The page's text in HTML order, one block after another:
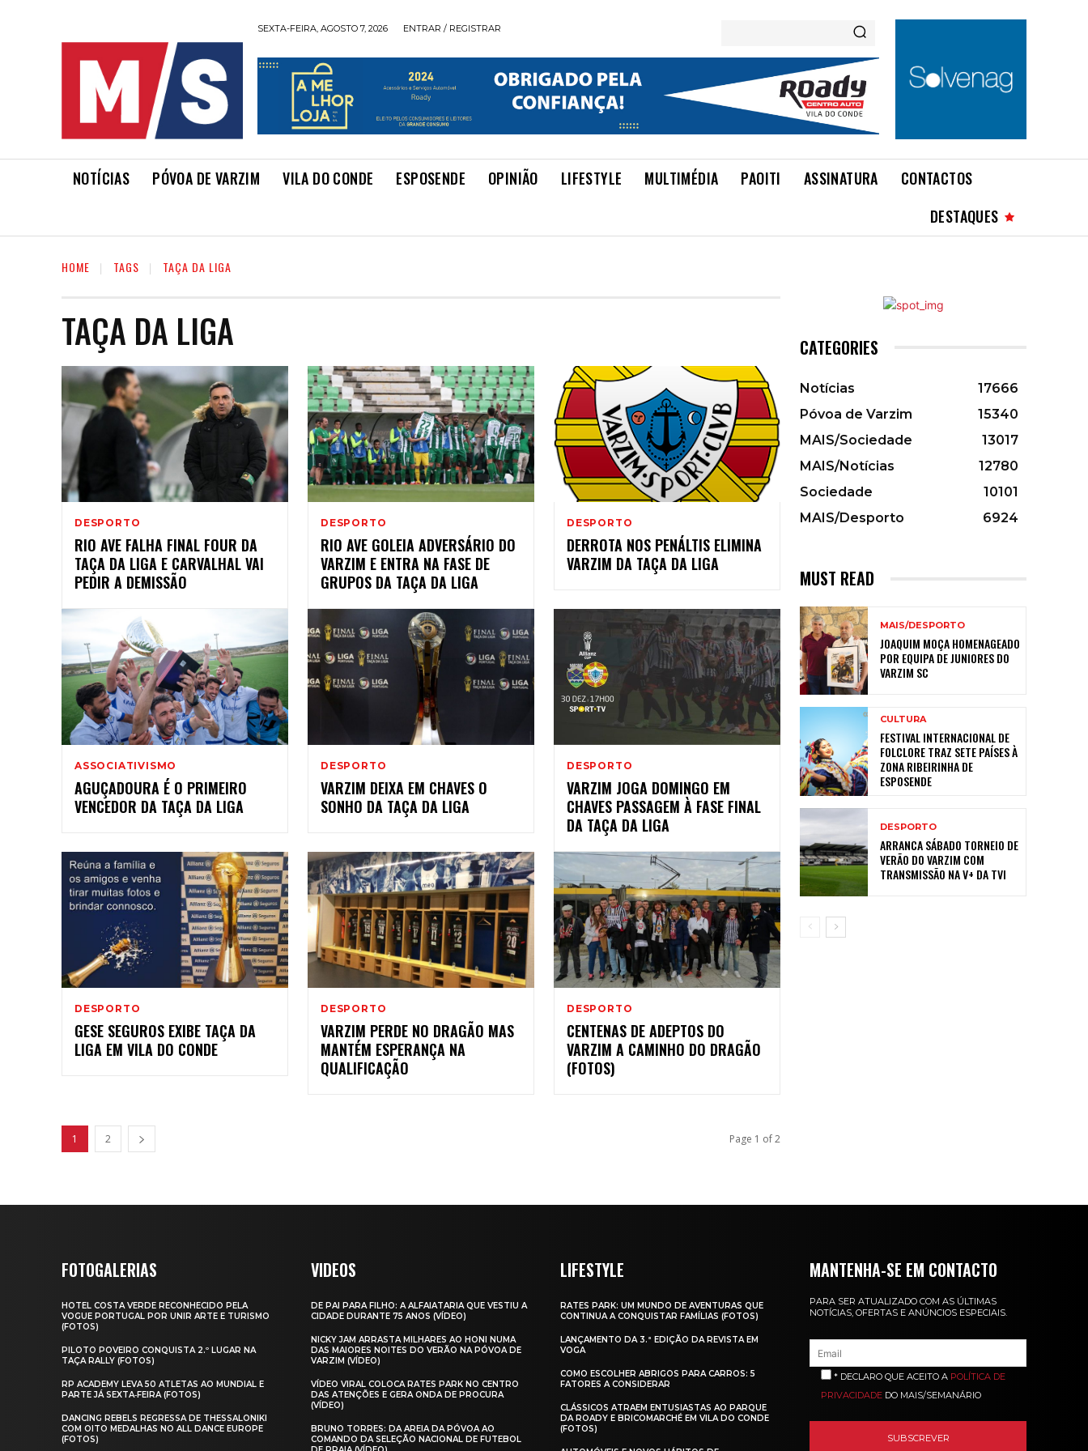
SEXTA-FEIRA, AGOSTO 7, 2026 ENTRAR / REGISTRAR
NOTÍCIAS PÓVOA DE VARZIM VILA DO CONDE ESPOSENDE OPINIÃO LIFESTYLE MULTIMÉDIA PAOITI ASSINATURA
CONTACTOS
DESTAQUES
HOME TAGS TAÇA DA LIGA
TAÇA DA LIGA
DESPORTO
RIO AVE FALHA FINAL FOUR DA
TAÇA DA LIGA E CARVALHAL VAI
PEDIR A DEMISSÃO
DESPORTO
RIO AVE GOLEIA ADVERSÁRIO DO
VARZIM E ENTRA NA FASE DE
GRUPOS DA TAÇA DA LIGA
DESPORTO
DERROTA NOS PENÁLTIS ELIMINA
VARZIM DA TAÇA DA LIGA
ASSOCIATIVISMO
AGUÇADOURA É O PRIMEIRO
VENCEDOR DA TAÇA DA LIGA
DESPORTO
VARZIM DEIXA EM CHAVES O
SONHO DA TAÇA DA LIGA
DESPORTO
VARZIM JOGA DOMINGO EM
CHAVES PASSAGEM À FASE FINAL
DA TAÇA DA LIGA
DESPORTO
GESE SEGUROS EXIBE TAÇA DA
LIGA EM VILA DO CONDE
DESPORTO
VARZIM PERDE NO DRAGÃO MAS
MANTÉM ESPERANÇA NA
QUALIFICAÇÃO
DESPORTO
CENTENAS DE ADEPTOS DO
VARZIM A CAMINHO DO DRAGÃO
(FOTOS)
1 2 Page 1 of 2
CATEGORIES
Notícias
17666
Póvoa de Varzim
15340
MAIS/Sociedade
13017
MAIS/Notícias
12780
Sociedade
10101
MAIS/Desporto
6924
MUST READ
MAIS/DESPORTO
JOAQUIM MOÇA HOMENAGEADO
POR EQUIPA DE JUNIORES DO
VARZIM SC
CULTURA
FESTIVAL INTERNACIONAL DE
FOLCLORE TRAZ SETE PAÍSES À
ZONA RIBEIRINHA DE
ESPOSENDE
DESPORTO
ARRANCA SÁBADO TORNEIO DE
VERÃO DO VARZIM COM
TRANSMISSÃO NA V+ DA TVI
FOTOGALERIAS
HOTEL COSTA VERDE RECONHECIDO PELA
VOGUE PORTUGAL POR UNIR ARTE E TURISMO
(FOTOS)
PILOTO POVEIRO CONQUISTA 2.º LUGAR NA
TAÇA RALLY (FOTOS)
RP ACADEMY LEVA 50 ATLETAS AO MUNDIAL E
PARTE JÁ SEXTA‑FEIRA (FOTOS)
DANCING REBELS REGRESSA DE THESSALONIKI
COM OITO MEDALHAS NO ALL DANCE EUROPE
(FOTOS)
VIDEOS
DE PAI PARA FILHO: A ALFAIATARIA QUE VESTIU A
CIDADE DURANTE 75 ANOS (VÍDEO)
NICKY JAM ARRASTA MILHARES AO HONI NUMA
DAS MAIORES NOITES DO VERÃO NA PÓVOA DE
VARZIM (VÍDEO)
VÍDEO VIRAL COLOCA RATES PARK NO CENTRO
DAS ATENÇÕES E GERA ONDA DE PROCURA
(VÍDEO)
BRUNO TORRES: DA AREIA DA PÓVOA AO
COMANDO DA SELEÇÃO NACIONAL DE FUTEBOL
LIFESTYLE
RATES PARK: UM MUNDO DE AVENTURAS QUE
CONTINUA A CONQUISTAR FAMÍLIAS (FOTOS)
LANÇAMENTO DA 3.ª EDIÇÃO DA REVISTA EM
VOGA
COMO ESCOLHER ABRIGOS PARA CARROS: 5
FATORES A CONSIDERAR
CLÁSSICOS ATRAEM ENTUSIASTAS AO PARQUE
DA ROADY E BRICOMARCHÉ EM VILA DO CONDE
(FOTOS)
MANTENHA-SE EM CONTACTO
PARA SER ATUALIZADO COM AS ÚLTIMAS
NOTÍCIAS, OFERTAS E ANÚNCIOS ESPECIAIS.
* DECLARO QUE ACEITO A POLÍTICA DE
PRIVACIDADE DO MAIS/SEMANÁRIO